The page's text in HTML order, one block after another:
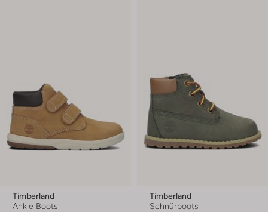
Timberland
Ankle Boots
Timberland
Schnürboots